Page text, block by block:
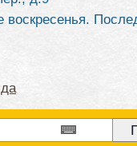
воскресенья.